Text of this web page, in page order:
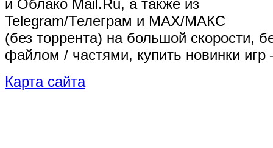
и Облако Mail.Ru, а также из
Telegram/Телеграм и MAX/МАКС
(без торрента) на большой скорости,
файлом / частями, купить новинки
Карта сайта